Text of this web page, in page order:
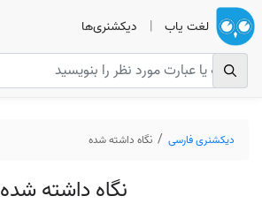
لغت یاب | دیکشنری‌ها
دیکشنری فارسی نگاه داشته شده
نگاه داشته شده